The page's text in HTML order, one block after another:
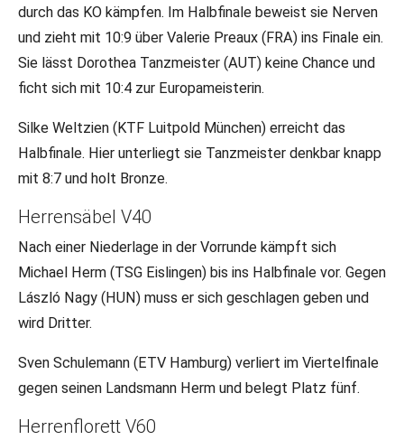
Auch an Tag zwei haben wir Ergebnisse zu feiern. Drei
Medaillen, darunter eine Goldene stehen zu Buche.
Herzlichen Glückwunsch!
durch das KO kämpfen. Im Halbfinale beweist sie Nerven
und zieht mit 10:9 über Valerie Preaux (FRA) ins Finale ein.
Sie lässt Dorothea Tanzmeister (AUT) keine Chance und
ficht sich mit 10:4 zur Europameisterin.
Silke Weltzien (KTF Luitpold München) erreicht das
Halbfinale. Hier unterliegt sie Tanzmeister denkbar knapp
mit 8:7 und holt Bronze.
Herrensäbel V40
Nach einer Niederlage in der Vorrunde kämpft sich
Michael Herm (TSG Eislingen) bis ins Halbfinale vor. Gegen
László Nagy (HUN) muss er sich geschlagen geben und
wird Dritter.
Sven Schulemann (ETV Hamburg) verliert im Viertelfinale
gegen seinen Landsmann Herm und belegt Platz fünf.
Herrenflorett V60